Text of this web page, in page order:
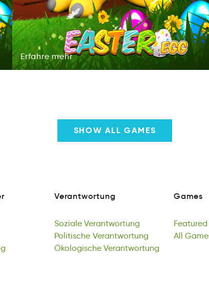
Erfahre
rEheraf
Erfahre
mehr
rmeh
mehr
SHOW ALL GAMES
Verantwortung
Soziale
Soziale
Verantwortung
Verantwortung
shieitcloP
Politische
ttorrwneaguVn
Verantwortung
Ökologische
lesÖkoghoci
Ökologische
Verantwortung
rgVnewtutaron
Verantwortung
Games
Featured
Featured
All
All